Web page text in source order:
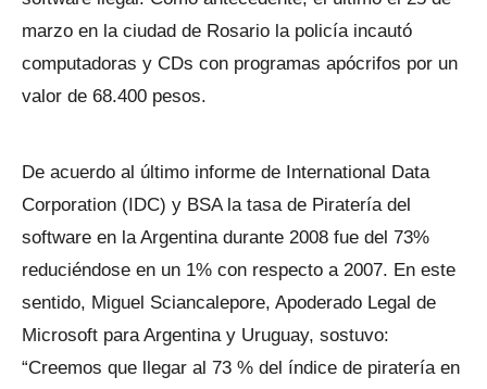
marzo en la ciudad de Rosario la policía incautó
computadoras y CDs con programas apócrifos por un
valor de 68.400 pesos.
De acuerdo al último informe de International Data
Corporation (IDC) y BSA la tasa de Piratería del
software en la Argentina durante 2008 fue del 73%
reduciéndose en un 1% con respecto a 2007. En este
sentido, Miguel Sciancalepore, Apoderado Legal de
Microsoft para Argentina y Uruguay, sostuvo:
“Creemos que llegar al 73 % del índice de piratería en